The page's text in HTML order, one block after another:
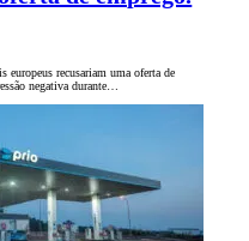
europeus recusariam uma oferta de
negativa durante…